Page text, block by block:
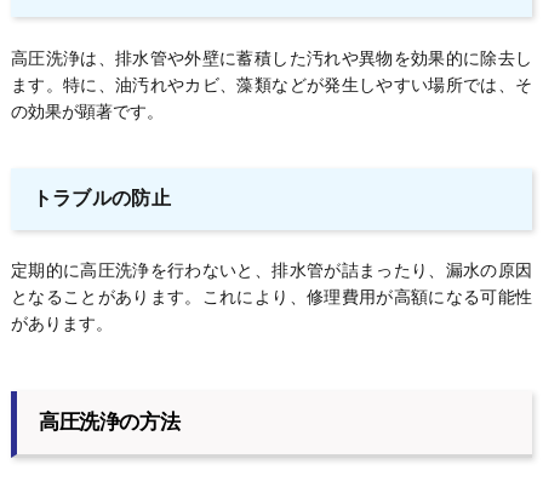
高圧洗浄は、排水管や外壁に蓄積した汚れや異物を効果的に除去し
ます。特に、油汚れやカビ、藻類などが発生しやすい場所では、そ
の効果が顕著です。
トラブルの防止
定期的に高圧洗浄を行わないと、排水管が詰まったり、漏水の原因
となることがあります。これにより、修理費用が高額になる可能性
があります。
高圧洗浄の方法